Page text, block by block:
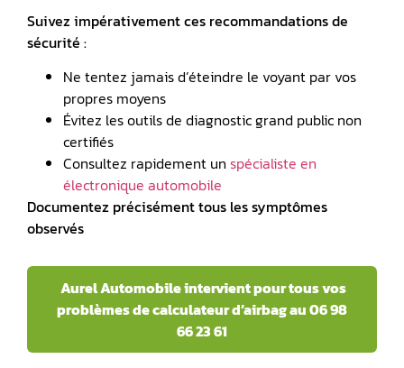
Suivez impérativement ces recommandations de
sécurité :
Ne tentez jamais d’éteindre le voyant par vos
propres moyens
Évitez les outils de diagnostic grand public non
certifiés
Consultez rapidement un spécialiste en
électronique automobile
Documentez précisément tous les symptômes
observés
Aurel Automobile intervient pour tous vos
problèmes de calculateur d’airbag au 06 98
66 23 61